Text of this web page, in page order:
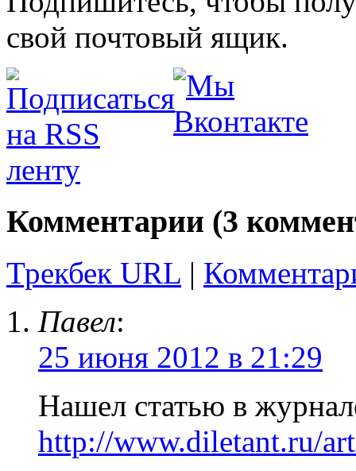
свой почтовый ящик.
Комментарии (3
Трекбек URL |
Павел:
25 июня 2012 в 21:29
Нашел статью в
http://www.diletant.ru/